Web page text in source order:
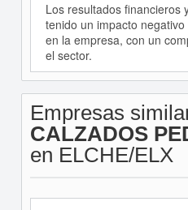
Los resultados financieros
tenido un impacto
en la empresa, con un
el sector.
Empresas
CALZADOS
en ELCHE/ELX